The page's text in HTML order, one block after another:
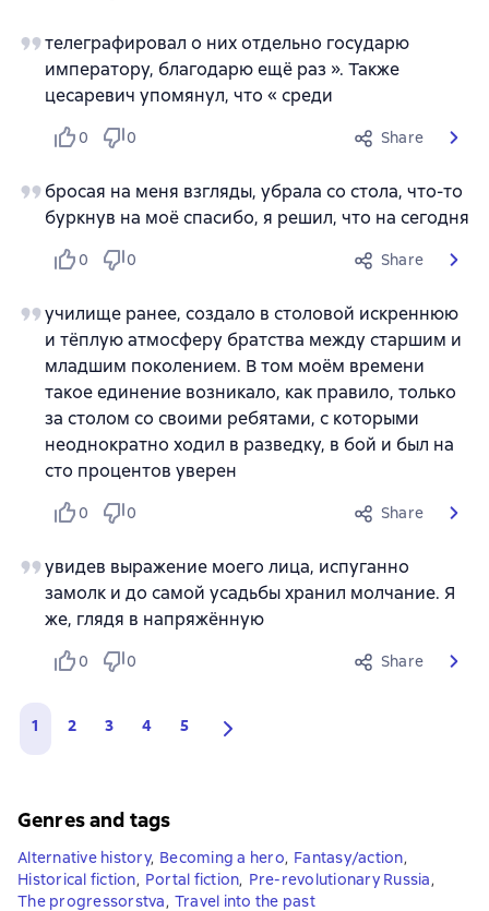
телеграфировал о них отдельно государю
императору, благодарю ещё раз ». Также
цесаревич упомянул, что « среди
0 0 Share
бросая на меня взгляды, убрала со стола, что-то
буркнув на моё спасибо, я решил, что на сегодня
0 0 Share
училище ранее, создало в столовой искреннюю
и тёплую атмосферу братства между старшим и
младшим поколением. В том моём времени
такое единение возникало, как правило, только
за столом со своими ребятами, с которыми
неоднократно ходил в разведку, в бой и был на
сто процентов уверен
0 0 Share
увидев выражение моего лица, испуганно
замолк и до самой усадьбы хранил молчание. Я
же, глядя в напряжённую
0 0 Share
1 2 3 4 5
Genres and tags
Alternative history, Becoming a hero, Fantasy/action,
Historical fiction, Portal fiction, Pre-revolutionary Russia,
The progressorstva, Travel into the past